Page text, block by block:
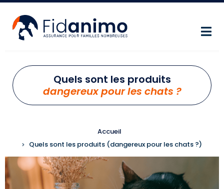
Aller au contenu principal
Quels sont les produits
dangereux pour les chats ?
FIL D'ARIANE
Accueil
Quels sont les produits (dangereux pour les chats ?)